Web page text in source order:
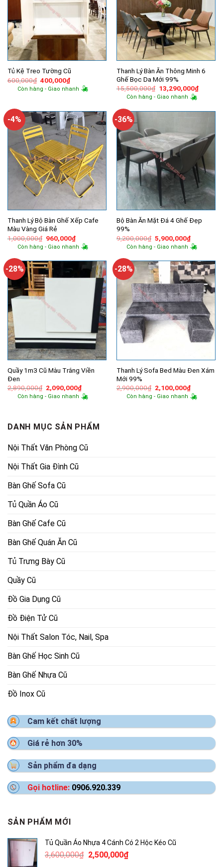
Tủ Kệ Treo Tường Cũ
600,000₫ Giá
gốc
là:
400,000₫Giá
hiện
tại
Còn hàng - Giao nhanh
Thanh Lý Bàn Ăn Thông Minh 6
Ghế Bọc Da Mới 99%
15,500,000₫ Giá
gốc
là:
13,290,000₫Giá
hiện
Còn hàng - Giao nhanh
-4%
Thanh Lý Bộ Bàn Ghế Xếp Cafe
Màu Vàng Giá Rẻ
1,000,000₫ Giá
gốc
là:
960,000₫Giá
hiện
tại
960,000₫.
Còn hàng - Giao nhanh
-36%
Bộ Bàn Ăn Mặt Đá 4 Ghế Đẹp
99%
9,200,000₫ Giá
gốc
là:
5,900,000₫Giá
hiện
tại
Còn hàng - Giao nhanh
-28%
Quầy 1m3 Cũ Màu Trắng Viền
Đen
2,890,000₫ Giá
gốc
là:
2,090,000₫Giá
hiện
tại
Còn hàng - Giao nhanh
-28%
Thanh Lý Sofa Bed Màu Đen Xám
Mới 99%
2,900,000₫ Giá
gốc
là:
2,100,000₫Giá
hiện
tại
Còn hàng - Giao nhanh
DANH MỤC SẢN PHẨM
Nội Thất Văn Phòng Cũ
Nội Thất Gia Đình Cũ
Bàn Ghế Sofa Cũ
Tủ Quần Áo Cũ
Bàn Ghế Cafe Cũ
Bàn Ghế Quán Ăn Cũ
Tủ Trưng Bày Cũ
Quầy Cũ
Đồ Gia Dụng Cũ
Đồ Điện Tử Cũ
Nội Thất Salon Tóc, Nail, Spa
Bàn Ghế Học Sinh Cũ
Bàn Ghế Nhựa Cũ
Đồ Inox Cũ
Cam kết chất lượng
Giá rẻ hơn 30%
Sản phẩm đa dạng
Gọi hotline: 0906.920.339
SẢN PHẨM MỚI
Tủ Quần Áo Nhựa 4 Cánh Có 2 Hộc Kéo Cũ
3,600,000₫ Giá
2,500,000₫Giá